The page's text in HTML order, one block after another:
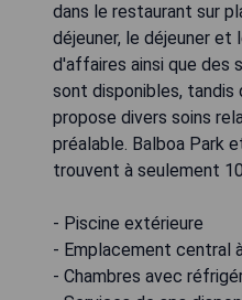
dans le restaurant sur
déjeuner, le déjeuner et
d'affaires ainsi que des
sont disponibles, tandis
propose divers soins
préalable. Balboa Park
trouvent à seulement
- Piscine extérieure
- Emplacement central
- Chambres avec